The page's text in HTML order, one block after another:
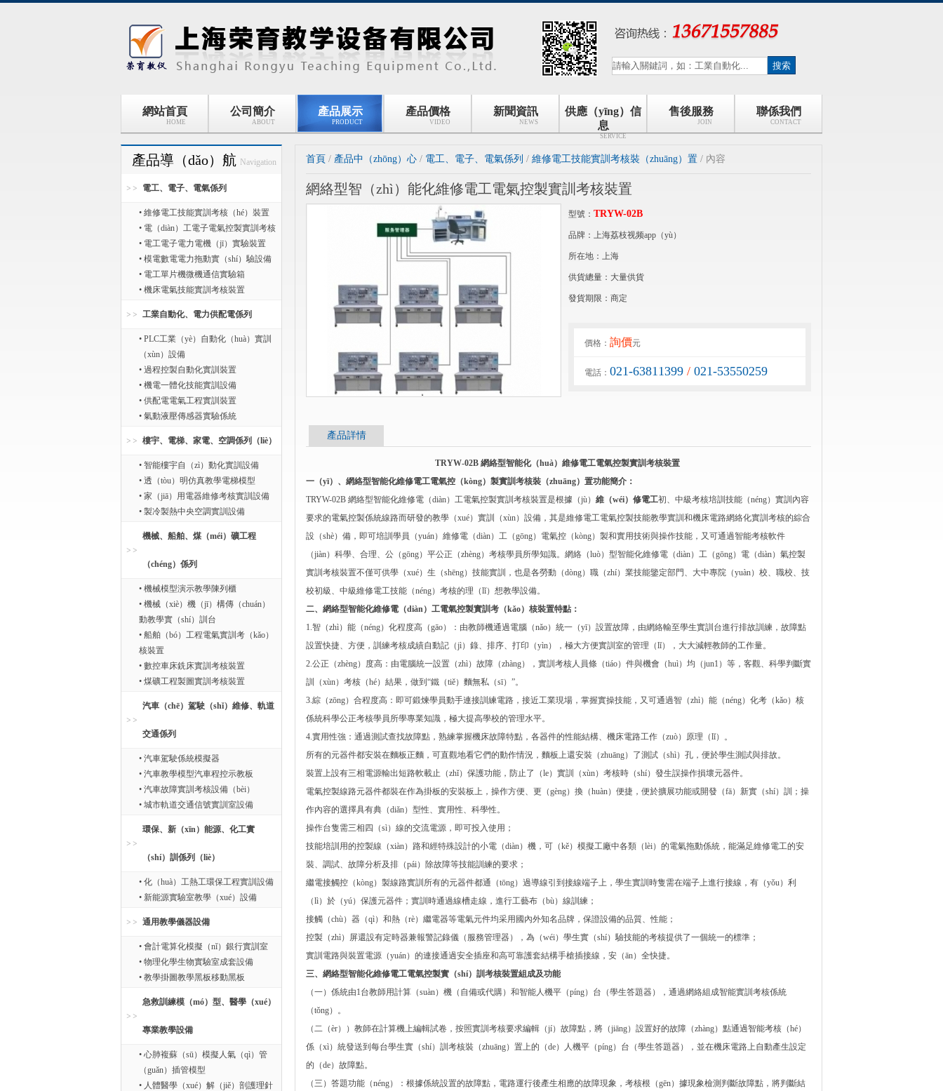
網站首頁
HOME
公司簡介
ABOUT
產品展示
PRODUCT
產品價格
VIDEO
新聞資訊
NEWS
供應（yīng）信
息
SERVICE
售後服務
JOIN
聯係我們
CONTACT
產品導（dǎo）航 Navigation
電工、電子、電氣係列
• 維修電工技能實訓考核（hé）裝置
• 電（diàn）工電子電氣控製實訓考核
• 電工電子電力電機（jī）實驗裝置
• 模電數電電力拖動實（shí）驗設備
• 電工單片機微機通信實驗箱
• 機床電氣技能實訓考核裝置
工業自動化、電力供配電係列
• PLC工業（yè）自動化（huà）實訓
（xùn）設備
• 過程控製自動化實訓裝置
• 機電一體化技能實訓設備
• 供配電電氣工程實訓裝置
• 氣動液壓傳感器實驗係統
樓宇、電梯、家電、空調係列（liè）
• 智能樓宇自（zì）動化實訓設備
• 透（tòu）明仿真教學電梯模型
• 家（jiā）用電器維修考核實訓設備
• 製冷製熱中央空調實訓設備
機械、船舶、煤（méi）礦工程
（chéng）係列
• 機械模型演示教學陳列櫃
• 機械（xiè）機（jī）構傳（chuán）
動教學實（shí）訓台
• 船舶（bó）工程電氣實訓考（kǎo）
核裝置
• 數控車床銑床實訓考核裝置
• 煤礦工程製圖實訓考核裝置
汽車（chē）駕駛（shǐ）維修、軌道
交通係列
• 汽車駕駛係統模擬器
• 汽車教學模型汽車程控示教板
• 汽車故障實訓考核設備（bèi）
• 城市軌道交通信號實訓室設備
環保、新（xīn）能源、化工實
（shí）訓係列（liè）
• 化（huà）工熱工環保工程實訓設備
• 新能源實驗室教學（xué）設備
通用教學儀器設備
• 會計電算化模擬（nǐ）銀行實訓室
• 物理化學生物實驗室成套設備
• 教學掛圖教學黑板移動黑板
急救訓練模（mó）型、醫學（xué）
專業教學設備
• 心肺複蘇（sū）模擬人氣（qì）管
（guǎn）插管模型
• 人體醫學（xué）解（jiě）剖護理針
首頁 / 產品中（zhōng）心 / 電工、電子、電氣係列 / 維修電工技能實訓考核裝（zhuāng）置 / 內容
網絡型智（zhì）能化維修電工電氣控製實訓考核裝置
型號： TRYW-02B
品牌：上海荔枝视频app（yù）
所在地：上海
供貨總量：大量供貨
發貨期限：商定
價格： 詢價元
電話： 021-63811399 / 021-53550259
產品詳情
TRYW-02B 網絡型智能化（huà）維修電工電氣控製實訓考核裝置
一（yī）、網絡型智能化維修電工電氣控（kòng）製實訓考核裝（zhuāng）置功能簡介：
TRYW-02B 網絡型智能化維修電（diàn）工電氣控製實訓考核裝置是根據（jù） 維（wéi）修電工初、中級考核培訓技能（néng）實訓內容
要求的電氣控製係統線路而研發的教學（xué）實訓（xùn）設備，其是維修電工電氣控製技能教學實訓和機床電路網絡化實訓考核的綜合
設（shè）備，即可培訓學員（yuán）維修電（diàn）工（gōng）電氣控（kòng）製和實用技術與操作技能，又可通過智能考核軟件
（jiàn）科學、合理、公（gōng）平公正（zhèng）考核學員所學知識。網絡（luò）型智能化維修電（diàn）工（gōng）電（diàn）氣控製
實訓考核裝置不僅可供學（xué）生（shēng）技能實訓，也是各勞動（dòng）職（zhí）業技能鑒定部門、大中專院（yuàn）校、職校、技
校初級、中級維修電工技能（néng）考核的理（lǐ）想教學設備。
二、網絡型智能化維修電（diàn）工電氣控製實訓考（kǎo）核裝置特點：
1.智（zhì）能（néng）化程度高（gāo）：由教師機通過電腦（nǎo）統一（yī）設置故障，由網絡輸至學生實訓台進行排故訓練，故障點
設置快捷、方便，訓練考核成績自動記（jì）錄、排序、打印（yìn），極大方便實訓室的管理（lǐ），大大減輕教師的工作量。
2.公正（zhèng）度高：由電腦統一設置（zhì）故障（zhàng），實訓考核人員條（tiáo）件與機會（huì）均（jun1）等，客觀、科學判斷實
訓（xùn）考核（hé）結果，做到“鐵（tiě）麵無私（sī）”。
3.綜（zōng）合程度高：即可鍛煉學員動手連接訓練電路，接近工業現場，掌握實操技能，又可通過智（zhì）能（néng）化考（kǎo）核
係統科學公正考核學員所學專業知識，極大提高學校的管理水平。
4.實用性強：通過測試查找故障點，熟練掌握機床故障特點，各器件的性能結構、機床電路工作（zuò）原理（lǐ）。
所有的元器件都安裝在麵板正麵，可直觀地看它們的動作情況，麵板上還安裝（zhuāng）了測試（shì）孔，便於學生測試與排故。
裝置上設有三相電源輸出短路軟載止（zhǐ）保護功能，防止了（le）實訓（xùn）考核時（shí）發生誤操作損壞元器件。
電氣控製線路元器件都裝在作為掛板的安裝板上，操作方便、更（gèng）換（huàn）便捷，便於擴展功能或開發（fā）新實（shí）訓；操
作內容的選擇具有典（diǎn）型性、實用性、科學性。
操作台隻需三相四（sì）線的交流電源，即可投入使用；
技能培訓用的控製線（xiàn）路和經特殊設計的小電（diàn）機，可（kě）模擬工廠中各類（lèi）的電氣拖動係統，能滿足維修電工的安
裝、調試、故障分析及排（pái）除故障等技能訓練的要求；
繼電接觸控（kòng）製線路實訓所有的元器件都通（tōng）過導線引到接線端子上，學生實訓時隻需在端子上進行接線，有（yǒu）利
（lì）於（yú）保護元器件；實訓時通過線槽走線，進行工藝布（bù）線訓練；
接觸（chù）器（qì）和熱（rè）繼電器等電氣元件均采用國內外知名品牌，保證設備的品質、性能；
控製（zhì）屏還設有定時器兼報警記錄儀（服務管理器），為（wéi）學生實（shí）驗技能的考核提供了一個統一的標準；
實訓電路與裝置電源（yuán）的連接通過安全插座和高可靠護套結構手槍插接線，安（ān）全快捷。
三、網絡型智能化維修電工電氣控製實（shí）訓考核裝置組成及功能
（一）係統由1台教師用計算（suàn）機（自備或代購）和智能人機平（píng）台（學生答題器），通過網絡組成智能實訓考核係統
（tǒng）。
（二（èr））教師在計算機上編輯試卷，按照實訓考核要求編輯（jí）故障點，將（jiāng）設置好的故障（zhàng）點通過智能考核（hé）
係（xì）統發送到每台學生實（shí）訓考核裝（zhuāng）置上的（de）人機平（píng）台（學生答題器），並在機床電路上自動產生設定
的（de）故障點。
（三）答題功能（néng）：根據係統設置的故障點，電路運行後產生相應的故障現象，考核根（gēn）據現象檢測判斷故障點，將判斷結